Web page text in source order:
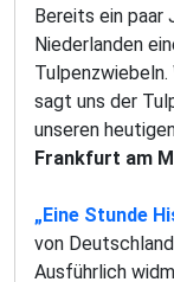
Bereits ein paar
Niederlanden
Tulpenzwiebeln.
sagt uns der
unseren
Frankfurt am
„Eine Stunde
von
Ausführlich